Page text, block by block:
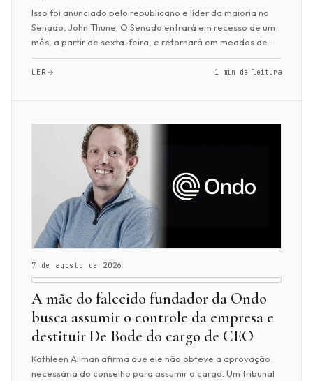
Isso foi anunciado pelo republicano e líder da maioria no
Senado, John Thune. O Senado entrará em recesso de um
mês, a partir de sexta-feira, e retornará em meados de
setembro por algumas semanas. A s...
LER 1 min de leitura
7 de agosto de 2026
A mãe do falecido fundador da Ondo
busca assumir o controle da empresa e
destituir De Bode do cargo de CEO
Kathleen Allman afirma que ele não obteve a aprovação
necessária do conselho para assumir o cargo. Um tribunal